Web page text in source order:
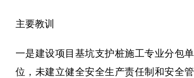
主要教训
一是建设项目基坑支护桩施工专业分包
位，未建立健全安全生产责任制和安全